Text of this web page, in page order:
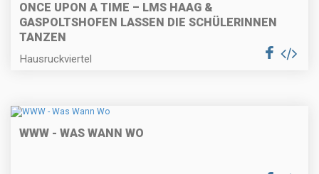
ONCE UPON A TIME – LMS HAAG &
GASPOLTSHOFEN LASSEN DIE SCHÜLERINNEN
TANZEN
Hausruckviertel
WWW - WAS WANN WO